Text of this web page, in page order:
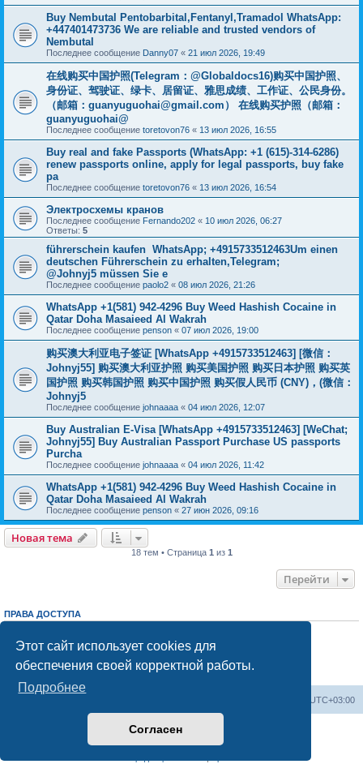
Этот сайт использует cookies для
обеспечения своей корректной работы.
Подробнее
Согласен
Buy Nembutal Pentobarbital,Fentanyl,Tramadol WhatsApp:
+447401473736 We are reliable and trusted vendors of
Nembutal
Последнее сообщение Danny07 « 21 июл 2026, 19:49
在线购买中国护照(Telegram：@Globaldocs16)购买中国护照、
身份证、驾驶证、绿卡、居留证、雅思成绩、工作证、公民身份。
（邮箱： guanyuguohai@gmail.com ） 在线购买护照（邮箱：
guanyuguohai@
Последнее сообщение toretovon76 « 13 июл 2026, 16:55
Buy real and fake Passports (WhatsApp: +1 (615)-314-6286)
renew passports online, apply for legal passports, buy fake
pa
Последнее сообщение toretovon76 « 13 июл 2026, 16:54
Электросхемы кранов
Последнее сообщение Fernando202 « 10 июл 2026, 06:27
Ответы: 5
führerschein kaufen WhatsApp; +4915733512463Um einen
deutschen Führerschein zu erhalten,Telegram;
@Johnyj5 müssen Sie e
Последнее сообщение paolo2 « 08 июл 2026, 21:26
WhatsApp +1(581) 942-4296 Buy Weed Hashish Cocaine in
Qatar Doha Masaieed Al Wakrah
Последнее сообщение penson « 07 июл 2026, 19:00
购买澳大利亚电子签证 [WhatsApp +4915733512463] [微信：
Johnyj55] 购买澳大利亚护照 购买美国护照 购买日本护照 购买英
国护照 购买韩国护照 购买中国护照 购买假人民币 (CNY)，(微信：
Johnyj5
Последнее сообщение johnaaaa « 04 июл 2026, 12:07
Buy Australian E-Visa [WhatsApp +4915733512463] [WeChat;
Johnyj55] Buy Australian Passport Purchase US passports
Purcha
Последнее сообщение johnaaaa « 04 июл 2026, 11:42
WhatsApp +1(581) 942-4296 Buy Weed Hashish Cocaine in
Qatar Doha Masaieed Al Wakrah
Последнее сообщение penson « 27 июн 2026, 09:16
Новая тема
18 тем • Страница 1 из 1
Перейти
ПРАВА ДОСТУПА
Выне можетеотвечать на сообщения
Выне можетередактировать свои сообщения
Выне можетеудалять свои сообщения
добавлять вложения
UTC+03:00
Создано на основеphpBB® Forum Software © phpBB Limited
Русская поддержка phpBB